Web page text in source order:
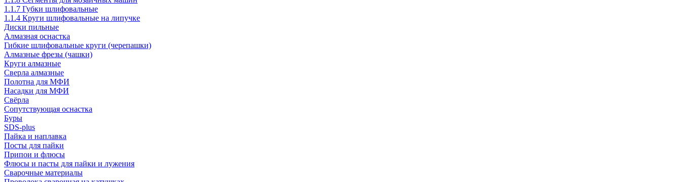
1.1.7 Губки шлифовальные
1.1.4 Круги шлифовальные на липучке
Диски пильные
Алмазная оснастка
Гибкие шлифовальные круги (черепашки)
Алмазные фрезы (чашки)
Круги алмазные
Сверла алмазные
Полотна для МФИ
Насадки для МФИ
Свёрла
Сопутствующая оснастка
Буры
SDS-plus
Пайка и наплавка
Посты для пайки
Припои и флюсы
Флюсы и пасты для пайки и лужения
Сварочные материалы